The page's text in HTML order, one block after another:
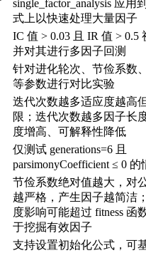
single_factor_analysis 应用
式上以快速处理大量因子
IC 值 > 0.03 且 IR 值 > 0.5
并对其进行多因子回测
针对进化轮次、节俭系数
等参数进行对比实验
迭代次数越多适应度越高
限；迭代次数越多因子长
度增高、可解释性降低
仅测试 generations=6 且
parsimonyCoefficient ≤ 0 的
节俭系数绝对值越大，对
越严格，产生因子越简洁
度影响可能超过 fitness 函
于挖掘有效因子
支持设置初始化公式，可